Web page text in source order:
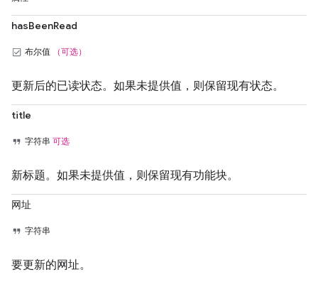
hasBeenRead
布尔值 （可选）
更新后的已读状态。如果未提供值，则保留现有状态。
title
字符串 可选
新标题。如果未提供值，则保留现有功能块。
网址
字符串
要更新的网址。